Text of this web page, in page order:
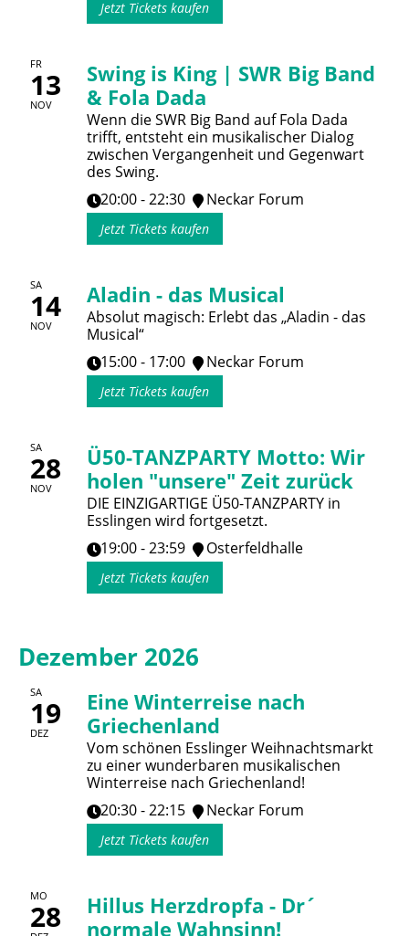
Jetzt Tickets kaufen
FR
13
NOV
Swing is King | SWR Big Band
& Fola Dada
Wenn die SWR Big Band auf Fola Dada
trifft, entsteht ein musikalischer Dialog
zwischen Vergangenheit und Gegenwart
des Swing.
20:00 - 22:30
Neckar Forum
Jetzt Tickets kaufen
SA
14
NOV
Aladin - das Musical
Absolut magisch: Erlebt das „Aladin - das
Musical“
15:00 - 17:00
Neckar Forum
Jetzt Tickets kaufen
SA
28
NOV
Ü50-TANZPARTY Motto: Wir
holen "unsere" Zeit zurück
DIE EINZIGARTIGE Ü50-TANZPARTY in
Esslingen wird fortgesetzt.
19:00 - 23:59
Osterfeldhalle
Jetzt Tickets kaufen
Dezember 2026
SA
19
DEZ
Eine Winterreise nach
Griechenland
Vom schönen Esslinger Weihnachtsmarkt
zu einer wunderbaren musikalischen
Winterreise nach Griechenland!
20:30 - 22:15
Neckar Forum
Jetzt Tickets kaufen
MO
28
Hillus Herzdropfa - Dr´
normale Wahnsinn!